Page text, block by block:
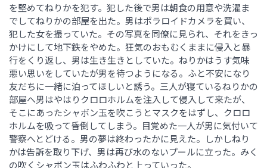
を堅めてねりかを犯す。犯した後で男は朝食の用意や洗濯ま
でしてねりかの部屋を出た。男はポラロイドカメラを買い、
犯した女を撮っていた。その写真を同僚に見られ、それをきっ
かけにして地下鉄をやめた。狂気のおもむくままに侵入と暴
行をくり返し、男は生き生きとしていた。ねりかはうす気味
悪い思いをしていたが男を待つようになる。ふと不安になり
友だちに一緒に泊ってほしいと誘う。三人が寝ているねりかの
部屋へ男はやはりクロロホルムを注入して侵入して来たが、
そこにあったシャボン玉を吹こうとマスクをはずし、クロロ
ホルムを吸って昏倒してしまう。目覚めた一人が男に気付いて
警察へとどける。男の夢は終わったかに見えた。しかしねり
かは告訴を取り下げ、男は再び水のないプールに立った。みく
の吹くシャボン玉はふわふわと上っていった。